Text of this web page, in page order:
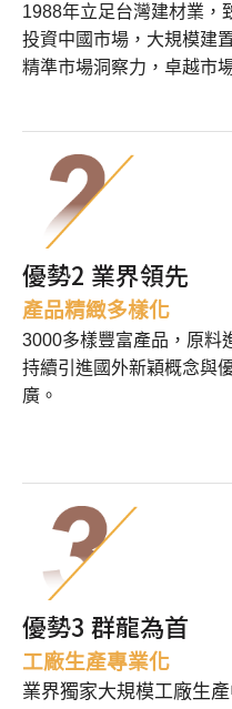
1988年立足台灣建材業，
投資中國市場，大規模建
精準市場洞察力，卓越市
優勢2 業界領先
產品精緻多樣化
3000多樣豐富產品，原料
持續引進國外新穎概念與
廣。
優勢3 群龍為首
工廠生產專業化
業界獨家大規模工廠生